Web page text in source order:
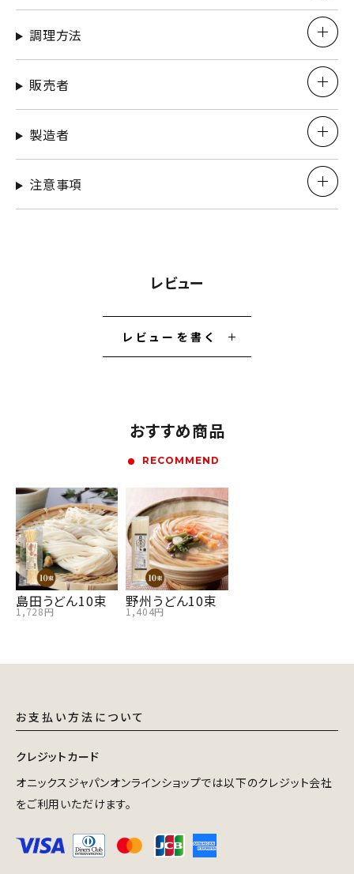
調理方法
販売者
製造者
注意事項
レビュー
レビューを書く
おすすめ商品
RECOMMEND
島田うどん10束
1,728円
野州うどん10束
1,404円
お支払い方法について
クレジットカード
オニックスジャパンオンラインショップでは以下のクレジット会社
をご利用いただけます。